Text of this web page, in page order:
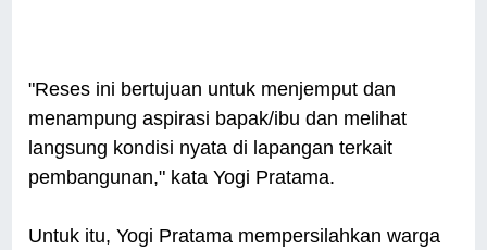
"Reses ini bertujuan untuk menjemput dan
menampung aspirasi bapak/ibu dan melihat
langsung kondisi nyata di lapangan terkait
pembangunan," kata Yogi Pratama.
Untuk itu, Yogi Pratama mempersilahkan warga